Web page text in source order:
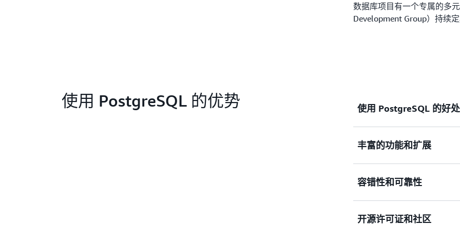
数据库项目有一个专属的多
Development Group）持续
使用 PostgreSQL 的优势 使用 PostgreSQL 的好处
PostgreSQL 在支持高级
丰富的功能和扩展
PostgreSQL 拥有强大的
容错性和可靠性
PostgreSQL 是一个符合
开源许可证和社区